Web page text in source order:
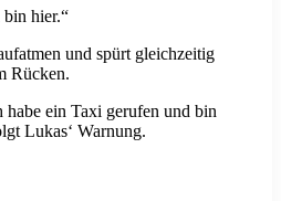
hier.“
und spürt gleichzeitig
Rücken.
habe ein Taxi gerufen und bin
Lukas‘ Warnung.